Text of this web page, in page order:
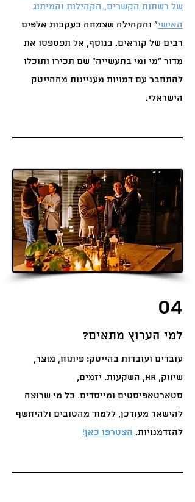
של רשתות הקשרים, הקהילות והמיתוג
האישי״ והקהילה שצמחה בעקבות אלפים
רבים של קוראים. בנוסף, אל תפספסו את
מדור ״מי ומי בתעשייה״ שם תכירו ותוכלו
להתחבר עם דמויות מעניינות מההייטק
הישראלי.
04
למי הערוץ מתאים?
עובדים ועובדות בהייטק: פיתוח, מוצר,
שיווק, HR, השקעות. יזמים,
סטארטאפיסטים ומייסדים. כל מי שרוצה
להישאר מעודכן, ללמוד מהטובים ולהיחשף
להזדמנויות. הצטרפו כאן!